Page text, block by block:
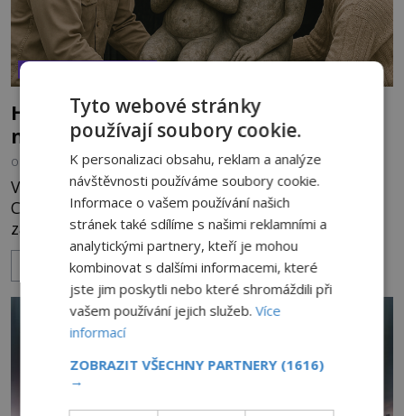
Hladovějící v Sakkáře: Mimozemšťané,
nebo zaniklá civilizace?
OD ANDREA ŠULCOVÁ 14.8.2025 3.3TIS
V roce 1950 je v kanadské rodinné galerii Ars
Classica manželů Diniacopoulosových vystavená
záhadná socha. Dostává název Hladovějící v
Sakkáře a o jejím původu se vědci přou dodnes.
Může být stopou po mimozemských
návštěvnících, kteří v dobách dávno před Kristem
navštívili Zemi? Anebo jde o památku po zaniklé
kultuře? Manželský pár skládá věci do ohromný
ZOBRAZIT VÍCE
Tyto webové stránky
používají soubory cookie.
K personalizaci obsahu, reklam a analýze
návštěvnosti používáme soubory cookie.
Informace o vašem používání našich
stránek také sdílíme s našimi reklamními a
analytickými partnery, kteří je mohou
kombinovat s dalšími informacemi, které
jste jim poskytli nebo které shromáždili při
vašem používání jejich služeb.Více
informací
ZOBRAZIT VŠECHNY PARTNERY (1616)
→